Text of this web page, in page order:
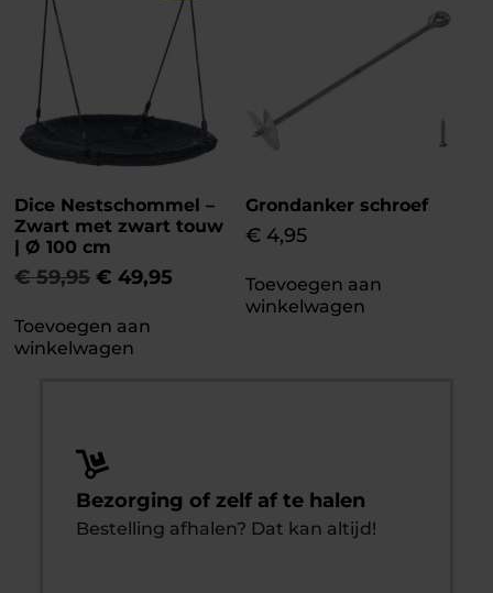
Dice Nestschommel –
Zwart met zwart touw
| Ø 100 cm
€59,95 € 49,95
Toevoegen aan
winkelwagen
Grondanker schroef
€ 4,95
Toevoegen aan
winkelwagen
Bezorging of zelf af te halen
Bestelling afhalen? Dat kan altijd!